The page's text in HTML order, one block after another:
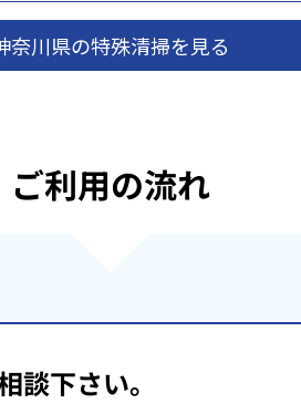
奈川県の特殊清掃を見る
ご利用の流れ
談下さい。